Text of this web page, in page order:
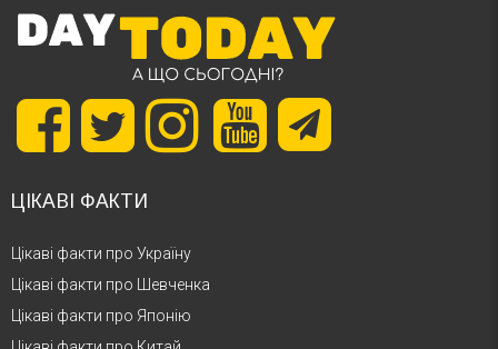
ЦІКАВІ ФАКТИ
Цікаві факти про Україну
Цікаві факти про Шевченка
Цікаві факти про Японію